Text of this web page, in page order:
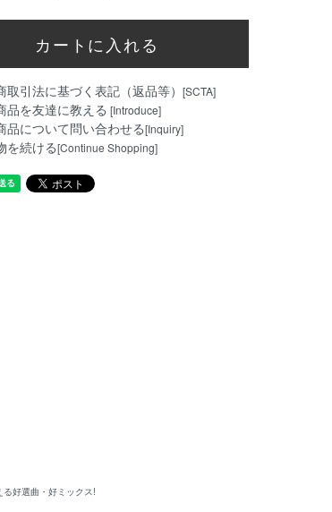
取引法に基づく表記（返品等）[SCTA]
品を友達に教える [Introduce]
品について問い合わせる[Inquiry]
を続ける[Continue Shopping]
好選曲・好ミックス!